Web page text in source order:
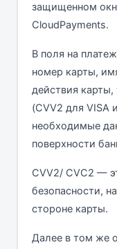
защищенном
CloudPayments.
В поля на
номер карты,
действия карты,
(CVV2 для VISA
необходимые
поверхности
CVV2/ CVC2 —
безопасности,
стороне карты.
Далее в том же